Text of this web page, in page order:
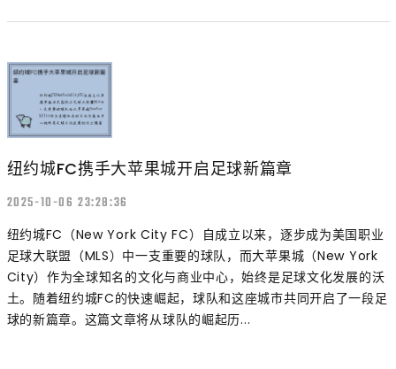
纽约城FC携手大苹果城开启足球新篇章
2025-10-06 23:28:36
纽约城FC（New York City FC）自成立以来，逐步成为美国职业
足球大联盟（MLS）中一支重要的球队，而大苹果城（New York
City）作为全球知名的文化与商业中心，始终是足球文化发展的沃
土。随着纽约城FC的快速崛起，球队和这座城市共同开启了一段足
球的新篇章。这篇文章将从球队的崛起历...